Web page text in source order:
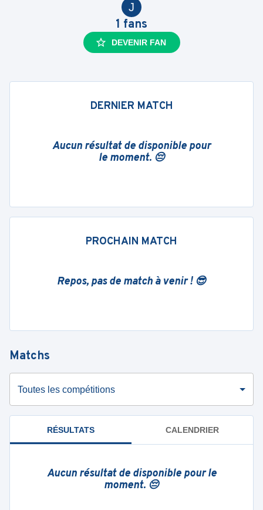
J
1 fans
DEVENIR FAN
DERNIER MATCH
Aucun résultat de disponible pour
le moment. 😔
PROCHAIN MATCH
Repos, pas de match à venir ! 😎
Matchs
Toutes les compétitions
RÉSULTATS CALENDRIER
Aucun résultat de disponible pour le
moment. 😔